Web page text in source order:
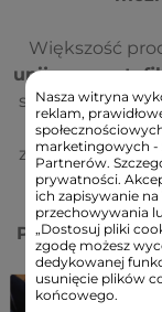
Większość
unijnym
składniki i
być
związków
UŻYWAJĄC
Nasza witryna
reklam,
marketingowych -
Partnerów.
prywatności.
ich zapisywanie
przechowywania
„Dostosuj pliki
zgodę możesz
dedykowanej
usunięcie plików
końcowego.